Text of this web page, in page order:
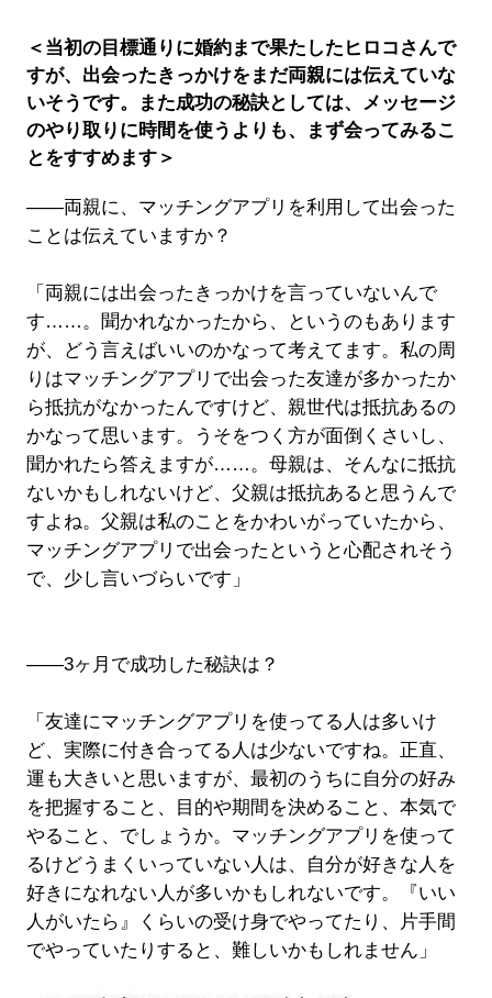
＜当初の目標通りに婚約まで果たしたヒロコさんで
すが、出会ったきっかけをまだ両親には伝えていな
いそうです。また成功の秘訣としては、メッセージ
のやり取りに時間を使うよりも、まず会ってみるこ
とをすすめます＞
――両親に、マッチングアプリを利用して出会った
ことは伝えていますか？
「両親には出会ったきっかけを言っていないんで
す……。聞かれなかったから、というのもあります
が、どう言えばいいのかなって考えてます。私の周
りはマッチングアプリで出会った友達が多かったか
ら抵抗がなかったんですけど、親世代は抵抗あるの
かなって思います。うそをつく方が面倒くさいし、
聞かれたら答えますが……。母親は、そんなに抵抗
ないかもしれないけど、父親は抵抗あると思うんで
すよね。父親は私のことをかわいがっていたから、
マッチングアプリで出会ったというと心配されそう
で、少し言いづらいです」
――3ヶ月で成功した秘訣は？
「友達にマッチングアプリを使ってる人は多いけ
ど、実際に付き合ってる人は少ないですね。正直、
運も大きいと思いますが、最初のうちに自分の好み
を把握すること、目的や期間を決めること、本気で
やること、でしょうか。マッチングアプリを使って
るけどうまくいっていない人は、自分が好きな人を
好きになれない人が多いかもしれないです。『いい
人がいたら』くらいの受け身でやってたり、片手間
でやっていたりすると、難しいかもしれません」